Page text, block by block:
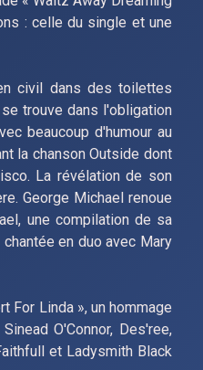
: celle du single et une
civil dans des toilettes
trouve dans l'obligation
beaucoup d'humour au
la chanson Outside dont
La révélation de son
George Michael renoue
une compilation de sa
en duo avec Mary
For Linda », un hommage
O'Connor, Des'ree,
et Ladysmith Black